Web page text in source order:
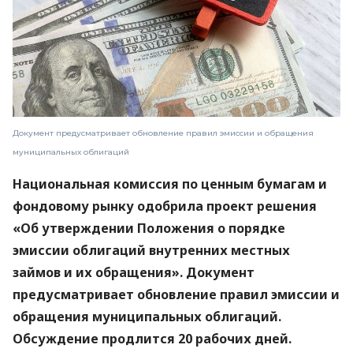
Документ предусматривает обновление правил эмиссии и обращения
муниципальных облигаций
Национальная комиссия по ценным бумагам и
фондовому рынку одобрила проект решения
«Об утверждении Положения о порядке
эмиссии облигаций внутренних местных
займов и их обращения». Документ
предусматривает обновление правил эмиссии и
обращения муниципальных облигаций.
Обсуждение продлится 20 рабочих дней.